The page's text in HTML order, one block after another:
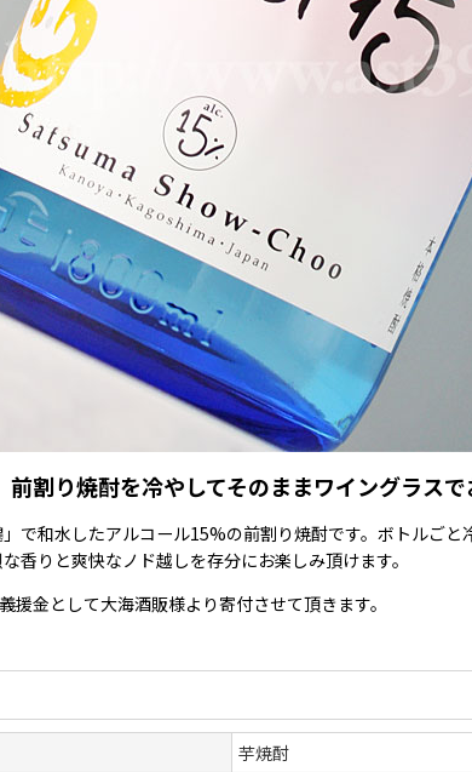
前割り焼酎を冷やしてそのままワイングラス
で和水したアルコール15%の前割り焼酎です。ボトルご
香りと爽快なノド越しを存分にお楽しみ頂けます。
金として大海酒販様より寄付させて頂きます。
芋焼酎